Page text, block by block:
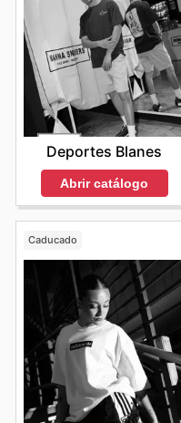
Deportes Blanes
Abrir catálogo
Caducado